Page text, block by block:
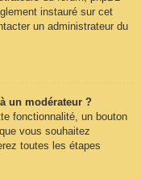
instauré sur cet
un administrateur du
un modérateur ?
fonctionnalité, un bouton
vous souhaitez
toutes les étapes